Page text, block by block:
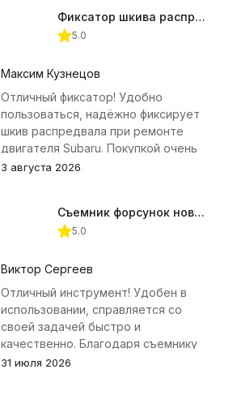
Фиксатор шкива распредвала (Subaru) JTC-4409
5.0
Максим Кузнецов
Отличный фиксатор! Удобно
пользоваться, надёжно фиксирует
шкив распредвала при ремонте
двигателя Subaru. Покупкой очень
доволен.
3 августа 2026
Съемник форсунок новых дизельных двигателей Jonnesway
5.0
Виктор Сергеев
Отличный инструмент! Удобен в
использовании, справляется со
своей задачей быстро и
качественно. Благодаря съемнику
удалось избежать лишних хлопот с
31 июля 2026